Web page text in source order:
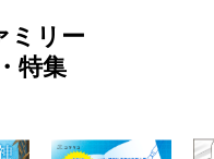
ミリー
特集